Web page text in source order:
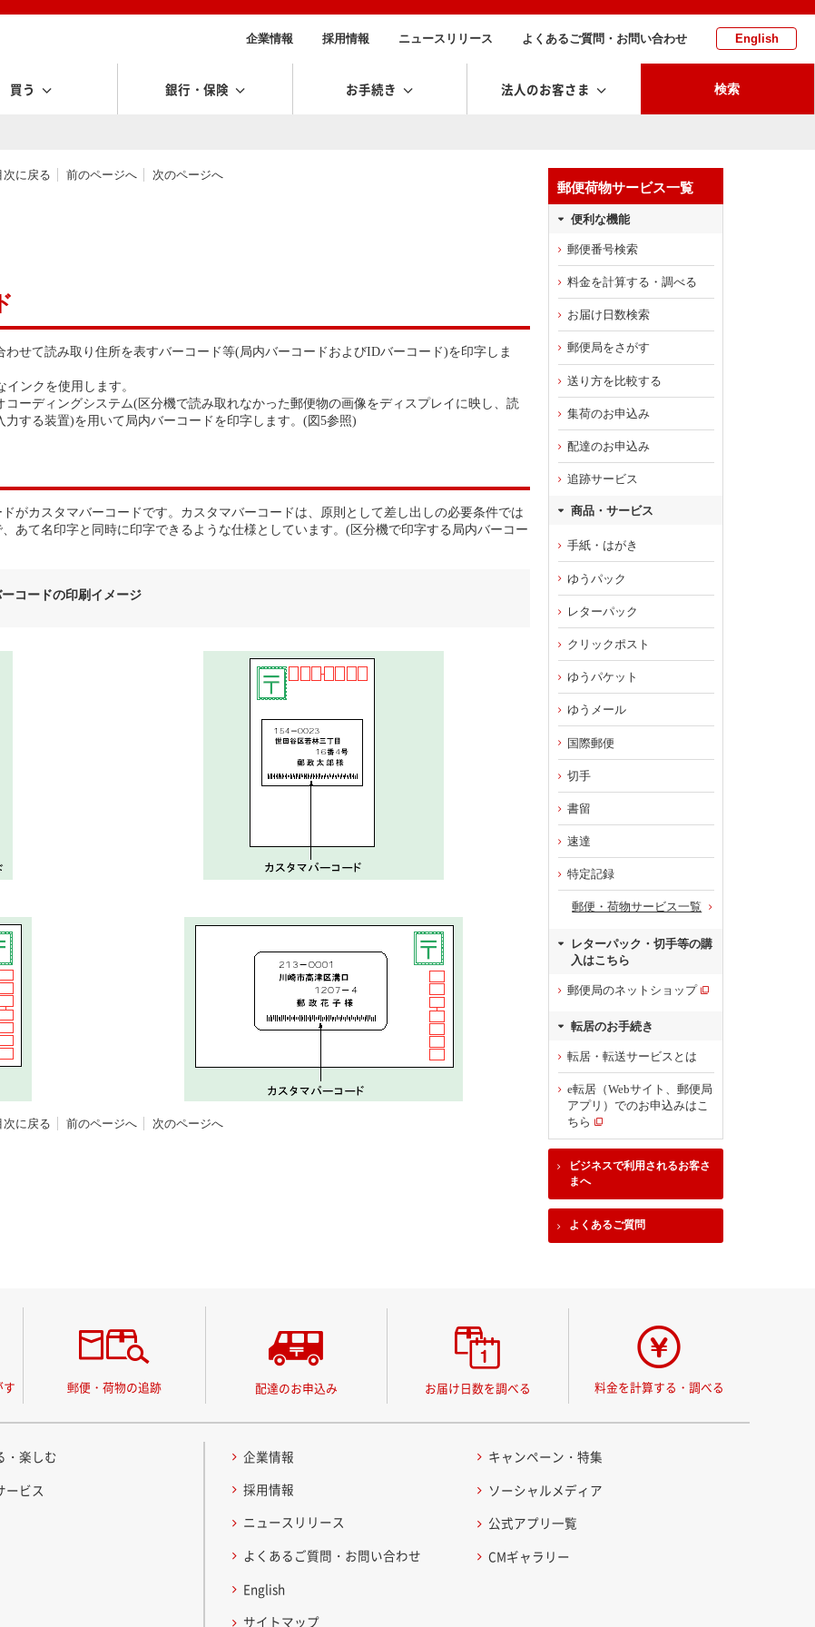
企業情報 採用情報 ニュースリリース よくあるご質問・お問い合わせ English
買う 銀行・保険 お手続き 法人のお客さま 検索
次に戻る 前のページへ 次のページへ
せて読み取り住所を表すバーコード等(局内バーコードおよびIDバーコード)を印字しま
ンクを使用します。
ーディングシステム(区分機で読み取れなかった郵便物の画像をディスプレイに映し、読
する装置)を用いて局内バーコードを印字します。(図5参照)
がカスタマバーコードです。カスタマバーコードは、原則として差し出しの必要条件では
あて名印字と同時に印字できるような仕様としています。(区分機で印字する局内バーコー
コードの印刷イメージ
次に戻る 前のページへ 次のページへ
郵便荷物サービス一覧
便利な機能
郵便番号検索
料金を計算する・調べる
お届け日数検索
郵便局をさがす
送り方を比較する
集荷のお申込み
配達のお申込み
追跡サービス
商品・サービス
手紙・はがき
ゆうパック
レターパック
クリックポスト
ゆうパケット
ゆうメール
国際郵便
切手
書留
速達
特定記録
郵便・荷物サービス一覧
レターパック・切手等の購
入はこちら
郵便局のネットショップ
転居のお手続き
転居・転送サービスとは
e転居（Webサイト、郵便局
アプリ）でのお申込みはこ
ちら
ビジネスで利用されるお客さ
まへ
よくあるご質問
す 郵便・荷物の追跡 配達のお申込み お届け日数を調べる 料金を計算する・調べる
・楽しむ
ービス
企業情報
採用情報
ニュースリリース
よくあるご質問・お問い合わせ
English
サイトマップ
キャンペーン・特集
ソーシャルメディア
公式アプリ一覧
CMギャラリー